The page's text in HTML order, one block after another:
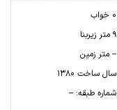
0 خواب
9 متر زیربنا
-- متر زمین
سال ساخت 1380
شماره طبقه: --